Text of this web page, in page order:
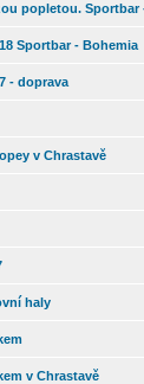
popletou. Sportbar
Sportbar - Bohemia
- doprava
v Chrastavě
haly
v Chrastavě